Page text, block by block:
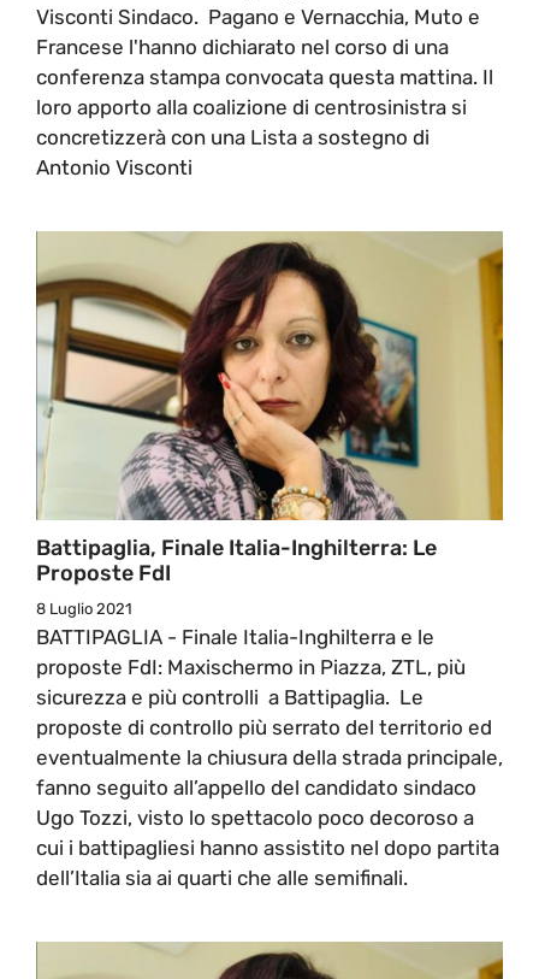
Visconti Sindaco. Pagano e Vernacchia, Muto e
Francese l'hanno dichiarato nel corso di una
conferenza stampa convocata questa mattina. Il
loro apporto alla coalizione di centrosinistra si
concretizzerà con una Lista a sostegno di
Antonio Visconti
Battipaglia, Finale Italia-Inghilterra: Le
Proposte FdI
8 Luglio 2021
BATTIPAGLIA - Finale Italia-Inghilterra e le
proposte FdI: Maxischermo in Piazza, ZTL, più
sicurezza e più controlli a Battipaglia. Le
proposte di controllo più serrato del territorio ed
eventualmente la chiusura della strada principale,
fanno seguito all’appello del candidato sindaco
Ugo Tozzi, visto lo spettacolo poco decoroso a
cui i battipagliesi hanno assistito nel dopo partita
dell’Italia sia ai quarti che alle semifinali.